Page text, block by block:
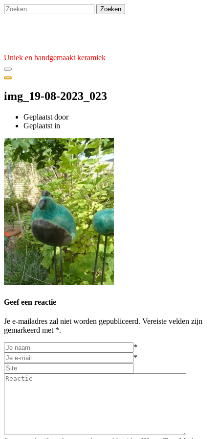
Ga
naar
Zoeken
naar:
Uniek en handgemaakt keramiek
img_19-08-2023_023
Geplaatst door
Geplaatst
25
september
2023
Geplaatst in
Geef een reactie
Je e-mailadres zal niet worden gepubliceerd. Vereiste velden zijn
gemarkeerd met *.
*
*